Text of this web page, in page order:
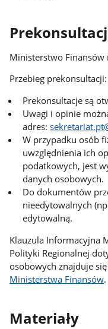
Ministerstwo
Przebieg prekonsultacji:
Prekonsultacje są
Uwagi i opinie
adres:
W przypadku osób
uwzględnienia ich
podatkowych, jest
danych osobowych.
Do dokumentów
nieedytowalnych
edytowalną.
Klauzula Informacyjna
Polityki Regionalnej
osobowych znajduje się
Ministerstwa Finansów.
Materiały